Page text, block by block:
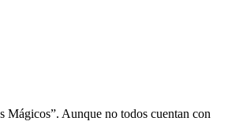
Mágicos”. Aunque no todos cuentan con